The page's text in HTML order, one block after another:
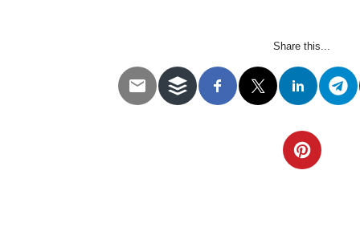
Share this...